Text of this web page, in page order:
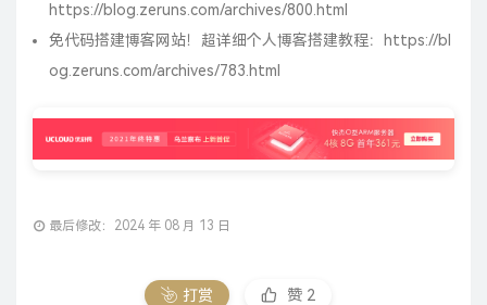
https://blog.zeruns.com/archives/800.html
免代码搭建博客网站！超详细个人博客搭建教程：
https://bl
og.zeruns.com/archives/783.html
最后修改：2024 年 08 月 13 日
打赏 赞 2